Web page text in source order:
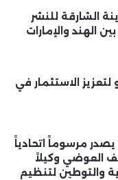
الشارقة للنشر
الهند والإمارات
الاستثمار في
مرسوماً اتحادياً
العوضي وكيلاً
والتوطين لتنظيم